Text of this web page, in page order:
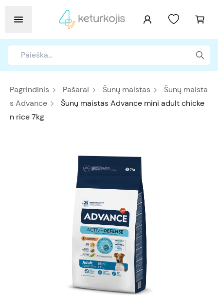
Pagrindinis Pašarai Šunų maistas
Šunų maista
s Advance
Šunų maistas Advance mini adult chicke
n rice 7kg